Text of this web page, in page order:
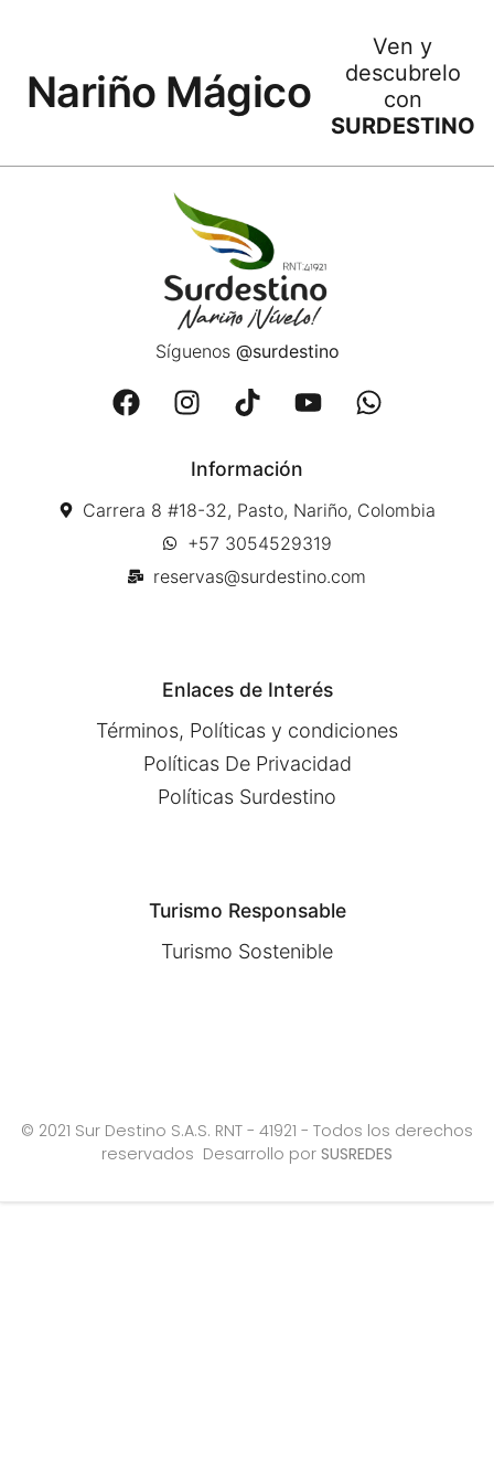
Nariño Mágico
Ven y
descubrelo
con
SURDESTINO
Síguenos @surdestino
Información
Carrera 8 #18-32, Pasto, Nariño, Colombia
+57 3054529319
reservas@surdestino.com
Enlaces de Interés
Términos, Políticas y condiciones
Políticas De Privacidad
Políticas Surdestino
Turismo Responsable
Turismo Sostenible
© 2021 Sur Destino S.A.S. RNT - 41921 - Todos los derechos
reservados Desarrollo por SUSREDES